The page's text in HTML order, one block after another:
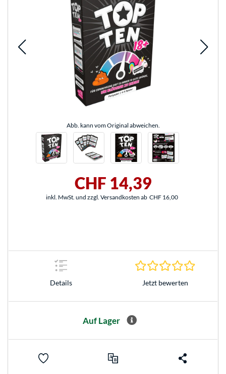
Abb. kann vom Original abweichen.
CHF 14,39
inkl. MwSt. und zzgl. Versandkosten ab CHF 16,00
Details Jetzt bewerten
Auf Lager